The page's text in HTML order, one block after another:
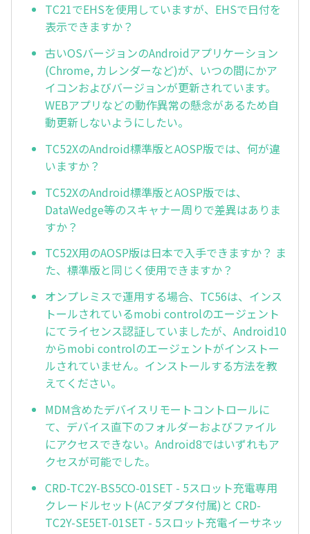
TC21でEHSを使用していますが、EHSで日付を
表示できますか？
古いOSバージョンのAndroidアプリケーション
(Chrome, カレンダーなど)が、いつの間にかア
イコンおよびバージョンが更新されています。
WEBアプリなどの動作異常の懸念があるため自
動更新しないようにしたい。
TC52XのAndroid標準版とAOSP版では、何が違
いますか？
TC52XのAndroid標準版とAOSP版では、
DataWedge等のスキャナー周りで差異はありま
すか？
TC52X用のAOSP版は日本で入手できますか？ ま
た、標準版と同じく使用できますか？
オンプレミスで運用する場合、TC56は、インス
トールされているmobi controlのエージェント
にてライセンス認証していましたが、Android10
からmobi controlのエージェントがインストー
ルされていません。インストールする方法を教
えてください。
MDM含めたデバイスリモートコントロールに
て、デバイス直下のフォルダーおよびファイル
にアクセスできない。Android8ではいずれもア
クセスが可能でした。
CRD-TC2Y-BS5CO-01SET - 5スロット充電専用
クレードルセット(ACアダプタ付属)と CRD-
TC2Y-SE5ET-01SET - 5スロット充電イーサネッ